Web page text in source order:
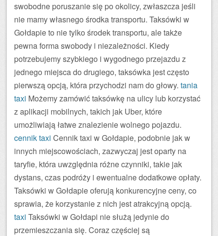
swobodne poruszanie się po okolicy, zwłaszcza jeśli
nie mamy własnego środka transportu. Taksówki w
Gołdapie to nie tylko środek transportu, ale także
pewna forma swobody i niezależności. Kiedy
potrzebujemy szybkiego i wygodnego przejazdu z
jednego miejsca do drugiego, taksówka jest często
pierwszą opcją, która przychodzi nam do głowy. tania
taxi Możemy zamówić taksówkę na ulicy lub korzystać
z aplikacji mobilnych, takich jak Uber, które
umożliwiają łatwe znalezienie wolnego pojazdu.
cennik taxi Cennik taxi w Gołdapie, podobnie jak w
innych miejscowościach, zazwyczaj jest oparty na
taryfie, która uwzględnia różne czynniki, takie jak
dystans, czas podróży i ewentualne dodatkowe opłaty.
Taksówki w Gołdapie oferują konkurencyjne ceny, co
sprawia, że korzystanie z nich jest atrakcyjną opcją.
taxi Taksówki w Gołdapi nie służą jedynie do
przemieszczania się. Coraz częściej są